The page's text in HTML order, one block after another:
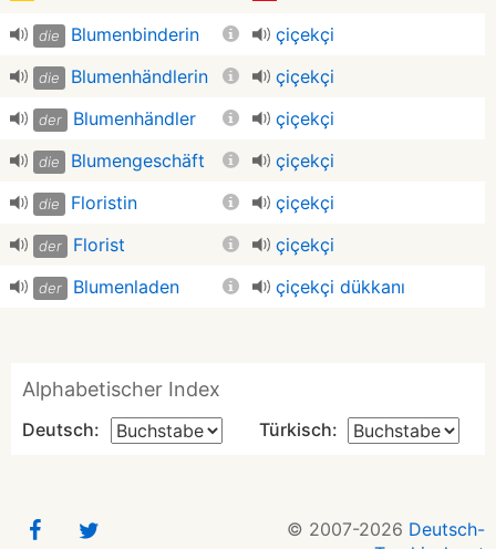
die Blumenbinderin çiçekçi
die Blumenhändlerin çiçekçi
der Blumenhändler çiçekçi
die Blumengeschäft çiçekçi
die Floristin çiçekçi
der Florist çiçekçi
der Blumenladen çiçekçi dükkanı
Alphabetischer Index
Deutsch: Türkisch:
© 2007-2026 Deutsch-